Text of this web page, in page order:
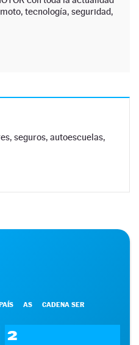
tecnología, seguridad,
seguros, autoescuelas,
AS CADENA SER
2